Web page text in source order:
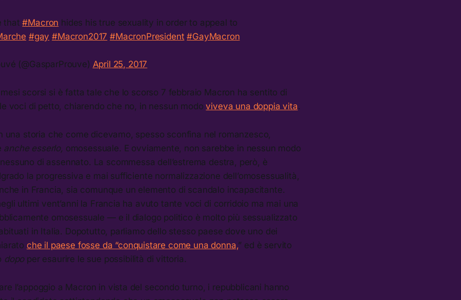
that#Macron hides his true sexuality in order to appeal to
#gay #Macron2017 #MacronPresident #GayMacron
(@GasparProuve) April 25, 2017
scorsi si è fatta tale che lo scorso 7 febbraio Macron ha sentito di
voci di petto, chiarendo che no, in nessun modoviveva una doppia vita.
una storia che come dicevamo, spesso sconfina nel romanzesco,
anche esserlo, omosessuale. E ovviamente, non sarebbe in nessun modo
di assennato. La scommessa dell’estrema destra, però, è
la progressiva e mai sufficiente normalizzazione dell’omosessualità,
in Francia, sia comunque un elemento di scandalo incapacitante.
ultimi vent’anni la Francia ha avuto tante voci di corridoio ma mai una
omosessuale — e il dialogo politico è molto più sessualizzato
in Italia. Dopotutto, parliamo dello stesso paese dove uno dei
che il paese fosse da “conquistare come una donna,” ed è servito
dopoper esaurire le sue possibilità di vittoria.
l’appoggio a Macron in vista del secondo turno, i repubblicani hanno